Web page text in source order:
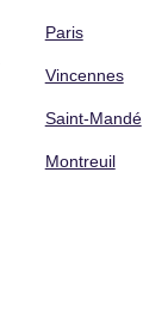
Paris
Vincennes
Saint-Mandé
Montreuil